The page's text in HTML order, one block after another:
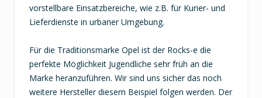
vorstellbare Einsatzbereiche, wie z.B. für Kurier- und
Lieferdienste in urbaner Umgebung.
Für die Traditionsmarke Opel ist der Rocks-e die
perfekte Möglichkeit Jugendliche sehr früh an die
Marke heranzuführen. Wir sind uns sicher das noch
weitere Hersteller diesem Beispiel folgen werden. Der